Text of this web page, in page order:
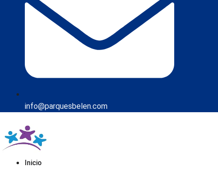
info@parquesbelen.com
Inicio